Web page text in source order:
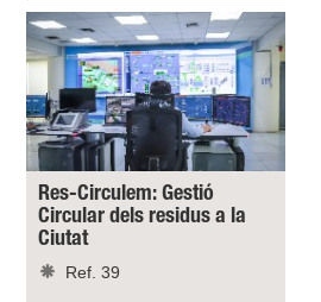
Res-Circulem: Gestió
Circular dels residus a la
Ciutat
Ref. 39